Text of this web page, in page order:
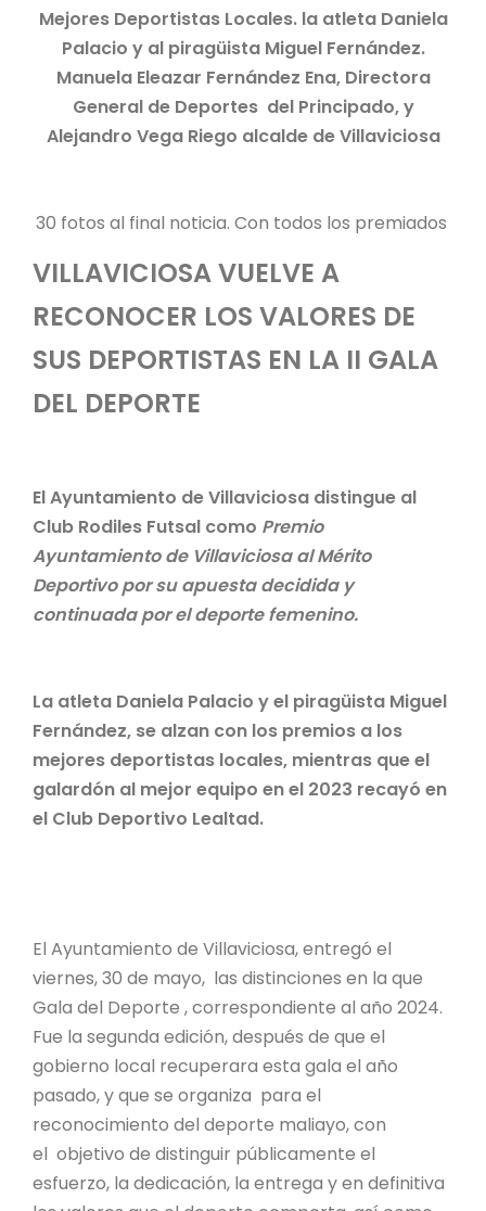
Mejores Deportistas Locales. la atleta Daniela
Palacio y al piragüista Miguel Fernández.
Manuela Eleazar Fernández Ena, Directora
General de Deportes del Principado, y
Alejandro Vega Riego alcalde de Villaviciosa
30 fotos al final noticia. Con todos los premiados
VILLAVICIOSA VUELVE A
RECONOCER LOS VALORES DE
SUS DEPORTISTAS EN LA II GALA
DEL DEPORTE
El Ayuntamiento de Villaviciosa distingue al
Club Rodiles Futsal como Premio
Ayuntamiento de Villaviciosa al Mérito
Deportivo por su apuesta decidida y
continuada por el deporte femenino.
La atleta Daniela Palacio y el piragüista Miguel
Fernández, se alzan con los premios a los
mejores deportistas locales, mientras que el
galardón al mejor equipo en el 2023 recayó en
el Club Deportivo Lealtad.
El Ayuntamiento de Villaviciosa, entregó el
viernes, 30 de mayo, las distinciones en la que
Gala del Deporte , correspondiente al año 2024.
Fue la segunda edición, después de que el
gobierno local recuperara esta gala el año
pasado, y que se organiza para el
reconocimiento del deporte maliayo, con
el objetivo de distinguir públicamente el
esfuerzo, la dedicación, la entrega y en definitiva